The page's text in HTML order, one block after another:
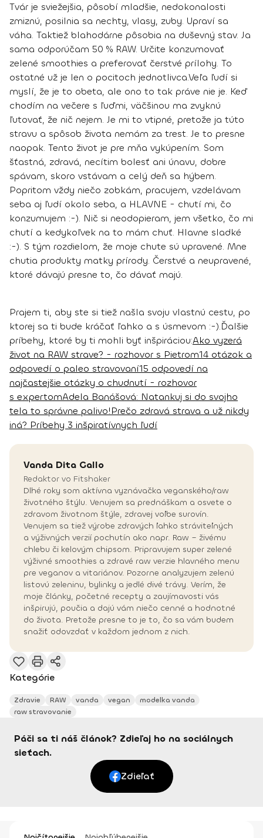
Tvár je sviežejšia, pôsobí mladšie, nedokonalosti
zmiznú, posilnia sa nechty, vlasy, zuby. Upraví sa
váha. Taktiež blahodárne pôsobia na duševný stav. Ja
sama odporúčam 50 % RAW. Určite konzumovať
zelené smoothies a preferovať čerstvé prílohy. To
ostatné už je len o pocitoch jednotlivca.Veľa ľudí si
myslí, že je to obeta, ale ono to tak práve nie je. Keď
chodím na večere s ľuďmi, väčšinou ma zvyknú
ľutovať, že nič nejem. Je mi to vtipné, pretože ja túto
stravu a spôsob života nemám za trest. Je to presne
naopak. Tento život je pre mňa vykúpením. Som
šťastná, zdravá, necítim bolesť ani únavu, dobre
spávam, skoro vstávam a celý deň sa hýbem.
Popritom vždy niečo zobkám, pracujem, vzdelávam
seba aj ľudí okolo seba, a HLAVNE - chutí mi, čo
konzumujem :-). Nič si neodopieram, jem všetko, čo mi
chutí a kedykoľvek na to mám chuť. Hlavne sladké
:-). S tým rozdielom, že moje chute sú upravené. Mne
chutia produkty matky prírody. Čerstvé a neupravené,
ktoré dávajú presne to, čo dávať majú.
Prajem ti, aby ste si tiež našla svoju vlastnú cestu, po
ktorej sa ti bude kráčať ľahko a s úsmevom :-).Ďalšie
príbehy, ktoré by ti mohli byť inšpiráciou:Ako vyzerá
život na RAW strave? - rozhovor s Pietrom14 otázok a
odpovedí o paleo stravovaní15 odpovedí na
najčastejšie otázky o chudnutí - rozhovor
s expertomAdela Banášová: Natankuj si do svojho
tela to správne palivo!Prečo zdravá strava a už nikdy
iná? Príbehy 3 inšpiratívnych ľudí
Vanda Dita Gallo
Redaktor vo Fitshaker
Dlhé roky som aktívna vyznávačka veganského/raw
životného štýlu. Venujem sa prednáškam a osvete o
zdravom životnom štýle, zdravej voľbe surovín.
Venujem sa tiež výrobe zdravých ľahko stráviteľných
a výživných verzií pochutín ako napr. Raw – živému
chlebu či kelovým chipsom. Pripravujem super zelené
výživné smoothies a zdravé raw verzie hlavného menu
pre veganov a vitariánov. Pozorne analyzujem zelenú
listovú zeleninu, bylinky a jedlé divé trávy. Verím, že
moje články, početné recepty a zaujímavosti vás
inšpirujú, poučia a dajú vám niečo cenné a hodnotné
do života. Pretože presne to je to, čo sa vám budem
snažiť odovzdať v každom jednom z nich.
Kategórie
Zdravie RAW vanda vegan
modelka vanda
raw stravovanie
Páči sa ti náš článok? Zdieľaj ho na sociálnych
sieťach.
Zdieľať